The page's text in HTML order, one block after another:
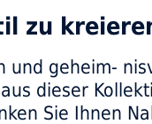
zu
und geheim-
dieser
Sie Ihnen